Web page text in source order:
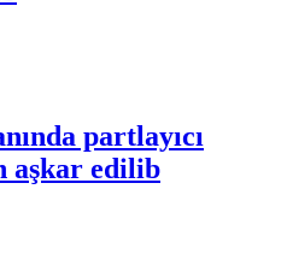
partlayıcı
aşkar edilib